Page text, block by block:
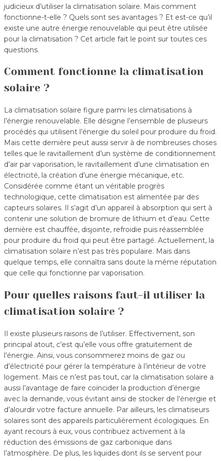
judicieux d’utiliser la climatisation solaire. Mais comment
fonctionne-t-elle ? Quels sont ses avantages ? Et est-ce qu’il
existe une autre énergie renouvelable qui peut être utilisée
pour la climatisation ? Cet article fait le point sur toutes ces
questions.
Comment fonctionne la climatisation
solaire ?
La climatisation solaire figure parmi les climatisations à
l’énergie renouvelable. Elle désigne l’ensemble de plusieurs
procédés qui utilisent l’énergie du soleil pour produire du froid.
Mais cette dernière peut aussi servir à de nombreuses choses
telles que le ravitaillement d’un système de conditionnement
d’air par vaporisation, le ravitaillement d’une climatisation en
électricité, la création d’une énergie mécanique, etc.
Considérée comme étant un véritable progrès
technologique, cette climatisation est alimentée par des
capteurs solaires. Il s’agit d’un appareil à absorption qui sert à
contenir une solution de bromure de lithium et d’eau. Cette
dernière est chauffée, disjointe, refroidie puis réassemblée
pour produire du froid qui peut être partagé. Actuellement, la
climatisation solaire n’est pas très populaire. Mais dans
quelque temps, elle connaîtra sans doute la même réputation
que celle qui fonctionne par vaporisation.
Pour quelles raisons faut-il utiliser la
climatisation solaire ?
Il existe plusieurs raisons de l’utiliser. Effectivement, son
principal atout, c’est qu’elle vous offre gratuitement de
l’énergie. Ainsi, vous consommerez moins de gaz ou
d’électricité pour gérer la température à l’intérieur de votre
logement. Mais ce n’est pas tout, car la climatisation solaire a
aussi l’avantage de faire coïncider la production d’énergie
avec la demande, vous évitant ainsi de stocker de l’énergie et
d’alourdir votre facture annuelle. Par ailleurs, les climatiseurs
solaires sont des appareils particulièrement écologiques. En
ayant recours à eux, vous contribuez activement à la
réduction des émissions de gaz carbonique dans
l’atmosphère. De plus, les liquides dont ils se servent pour